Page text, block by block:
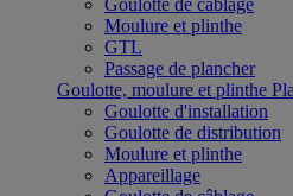
Goulotte de câblage
Moulure et plinthe
GTL
Passage de plancher
Goulotte, moulure et plinthe
Goulotte d'installation
Goulotte de distribution
Moulure et plinthe
Appareillage